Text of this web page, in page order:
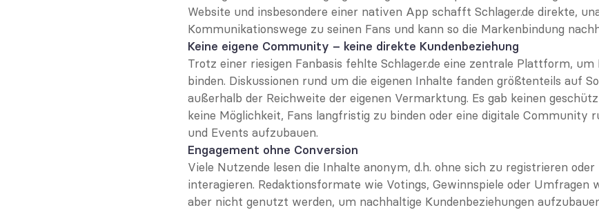
Website und insbesondere einer nativen App schafft Schlager.de direkte,
Kommunikationswege zu seinen Fans und kann so die Markenbindung
Keine eigene Community – keine direkte Kundenbeziehung
Trotz einer riesigen Fanbasis fehlte Schlager.de eine zentrale Plattform,
binden. Diskussionen rund um die eigenen Inhalte fanden größtenteils auf
außerhalb der Reichweite der eigenen Vermarktung. Es gab keinen
keine Möglichkeit, Fans langfristig zu binden oder eine digitale Community
und Events aufzubauen.
Engagement ohne Conversion
Viele Nutzende lesen die Inhalte anonym, d.h. ohne sich zu registrieren
interagieren. Redaktionsformate wie Votings, Gewinnspiele oder Umfragen
aber nicht genutzt werden, um nachhaltige Kundenbeziehungen